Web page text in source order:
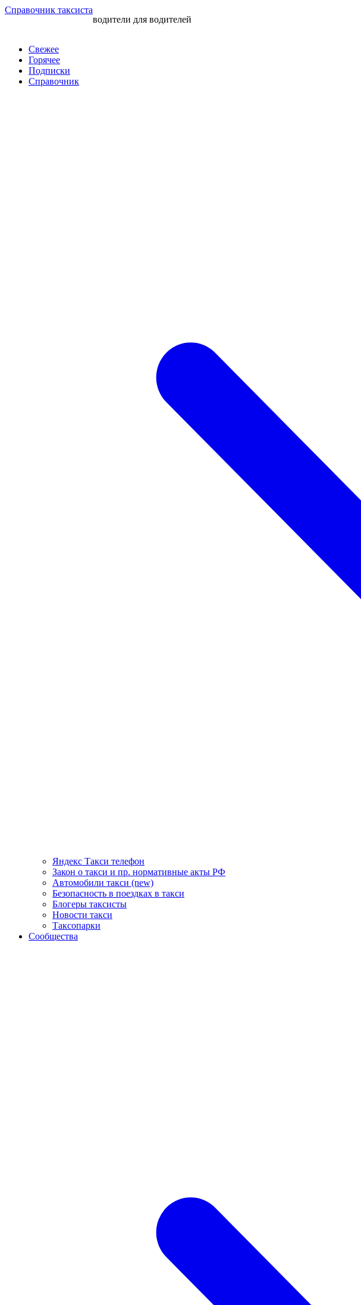
Перейти
Справочник таксиста
водители для водителей
Свежее
Горячее
Подписки
Справочник
Яндекс Такси телефон
Закон о такси и пр. нормативные акты РФ
Автомобили такси (new)
Безопасность в поездках в такси
Блогеры таксисты
Новости такси
Таксопарки
Сообщества